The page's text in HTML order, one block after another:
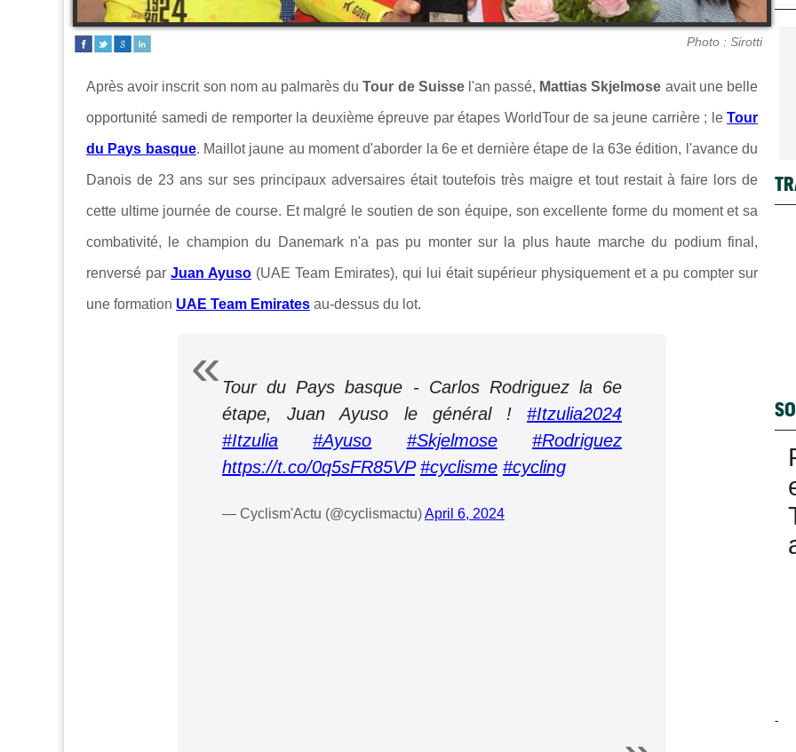
Photo : Sirotti
Après avoir inscrit son nom au palmarès duTour de Suisse l'an passé, Mattias Skjelmose avait une belle
opportunité samedi de remporter la deuxième épreuve par étapes WorldTour de sa jeune carrière ; le Tour
du Pays basque. Maillot jaune au moment d'aborder la 6e et dernière étape de la 63e édition, l'avance du
Danois de 23 ans sur ses principaux adversaires était toutefois très maigre et tout restait à faire lors de
cette ultime journée de course. Et malgré le soutien de son équipe, son excellente forme du moment et sa
combativité, le champion du Danemark n'a pas pu monter sur la plus haute marche du podium final,
renversé par Juan Ayuso (UAE Team Emirates), qui lui était supérieur physiquement et a pu compter sur
une formation UAE Team Emirates au-dessus du lot.
Tour du Pays basque - Carlos Rodriguez la 6e
étape, Juan Ayuso le général ! #Itzulia2024
#Itzulia
#Ayuso #Skjelmose
#Rodriguez
https://t.co/0q5sFR85VP #cyclisme #cycling
— Cyclism'Actu (@cyclismactu)April 6, 2024
-